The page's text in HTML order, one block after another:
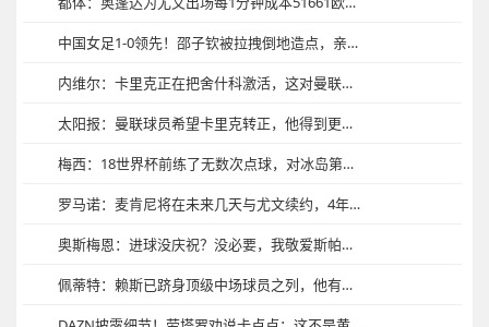
中国女足1-0领先！邵子钦被拉拽倒地造点，亲自主罚命中！
内维尔：卡里克正在把舍什科激活，这对曼联来说就是胜负手
太阳报：曼联球员希望卡里克转正，他得到更衣室几位老资历的支持
梅西：18世界杯前练了无数次点球，对冰岛第一个就被扑，当时想死
罗马诺：麦肯尼将在未来几天与尤文续约，4年合同+年薪400万欧
奥斯梅恩：进球没庆祝？没必要，我敬爱斯帕莱蒂而且我们踢得不好
佩蒂特：赖斯已跻身顶级中场球员之列，他有希望赢得今年金球奖